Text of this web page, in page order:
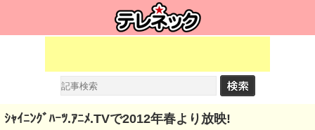
ｼｬｲﾆﾝｸﾞﾊｰﾂ.ｱﾆﾒ.TVで2012年春より放映!